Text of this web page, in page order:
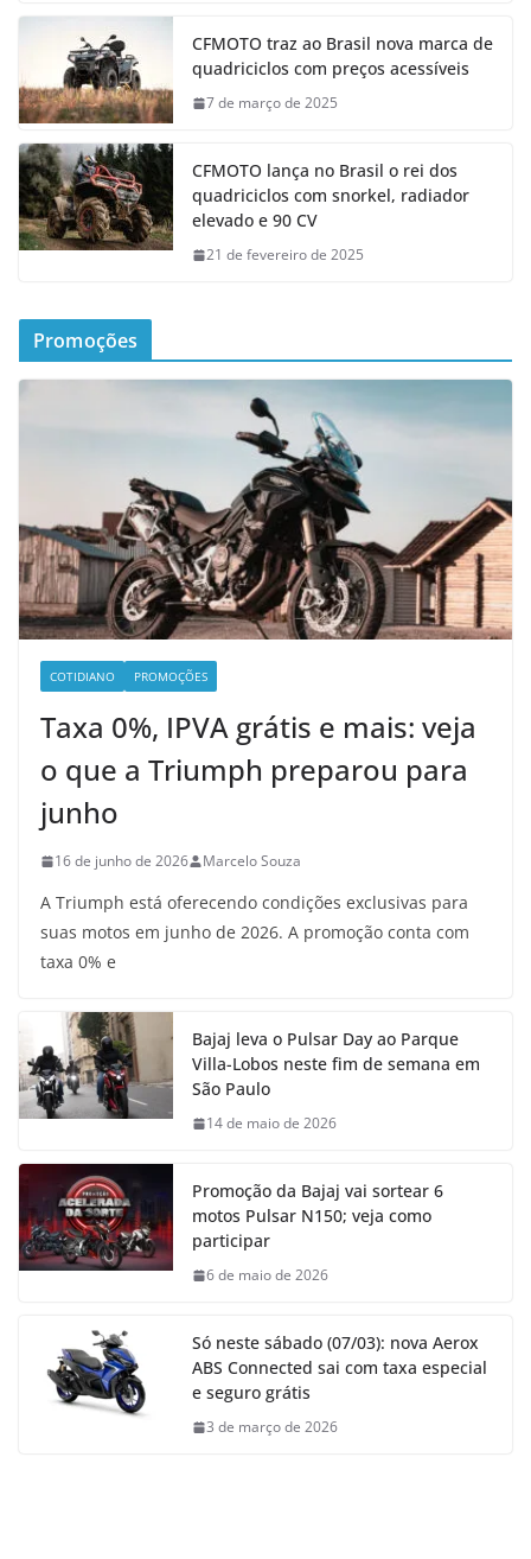
CFMOTO traz ao Brasil nova marca de
quadriciclos com preços acessíveis
7 de março de 2025
CFMOTO lança no Brasil o rei dos
quadriciclos com snorkel, radiador
elevado e 90 CV
21 de fevereiro de 2025
Promoções
COTIDIANO PROMOÇÕES
Taxa 0%, IPVA grátis e mais: veja
o que a Triumph preparou para
junho
16 de junho de 2026 Marcelo Souza
A Triumph está oferecendo condições exclusivas para
suas motos em junho de 2026. A promoção conta com
taxa 0% e
Bajaj leva o Pulsar Day ao Parque
Villa-Lobos neste fim de semana em
São Paulo
14 de maio de 2026
Promoção da Bajaj vai sortear 6
motos Pulsar N150; veja como
participar
6 de maio de 2026
Só neste sábado (07/03): nova Aerox
ABS Connected sai com taxa especial
e seguro grátis
3 de março de 2026